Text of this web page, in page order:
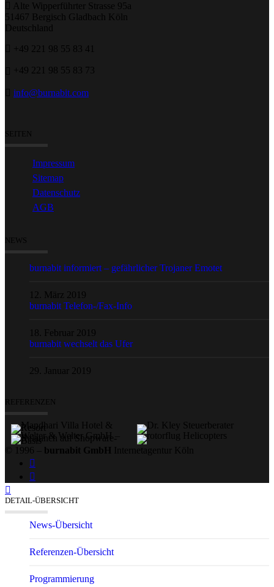
Alte Wipperführter Strasse 95a
51467 Bergisch Gladbach Köln
Deutschland
+49 221 98 55 83 41
+49 221 98 55 83 73
info@burnabit.com
SEITEN
Impressum
Sitemap
Datenschutz
AGB
NEWS
burnabit informiert – gefährlicher Trojaner Emotet
12. März 2019
burnabit Telefon-/Fax-Info
18. Februar 2019
burnabit wechselt das Ufer
29. Januar 2019
REFERENZEN
© 1996 – burnabit GmbH Internetagentur Köln
DETAIL-ÜBERSICHT
News-Übersicht
Referenzen-Übersicht
Program­mierung